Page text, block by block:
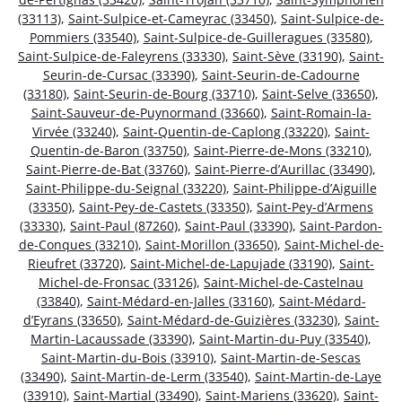
(33113), Saint-Sulpice-et-Cameyrac (33450), Saint-Sulpice-de-
Pommiers (33540), Saint-Sulpice-de-Guilleragues (33580),
Saint-Sulpice-de-Faleyrens (33330), Saint-Sève (33190), Saint-
Seurin-de-Cursac (33390), Saint-Seurin-de-Cadourne
(33180), Saint-Seurin-de-Bourg (33710), Saint-Selve (33650),
Saint-Sauveur-de-Puynormand (33660), Saint-Romain-la-
Virvée (33240), Saint-Quentin-de-Caplong (33220), Saint-
Quentin-de-Baron (33750), Saint-Pierre-de-Mons (33210),
Saint-Pierre-de-Bat (33760), Saint-Pierre-d’Aurillac (33490),
Saint-Philippe-du-Seignal (33220), Saint-Philippe-d’Aiguille
(33350), Saint-Pey-de-Castets (33350), Saint-Pey-d’Armens
(33330), Saint-Paul (87260), Saint-Paul (33390), Saint-Pardon-
de-Conques (33210), Saint-Morillon (33650), Saint-Michel-de-
Rieufret (33720), Saint-Michel-de-Lapujade (33190), Saint-
Michel-de-Fronsac (33126), Saint-Michel-de-Castelnau
(33840), Saint-Médard-en-Jalles (33160), Saint-Médard-
d’Eyrans (33650), Saint-Médard-de-Guizières (33230), Saint-
Martin-Lacaussade (33390), Saint-Martin-du-Puy (33540),
Saint-Martin-du-Bois (33910), Saint-Martin-de-Sescas
(33490), Saint-Martin-de-Lerm (33540), Saint-Martin-de-Laye
(33910), Saint-Martial (33490), Saint-Mariens (33620), Saint-